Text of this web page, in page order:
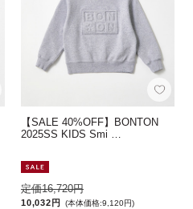
【SALE 40%OFF】BONTON
2025SS KIDS Smi …
定価16,720円
10,032円 (本体価格:9,120円)